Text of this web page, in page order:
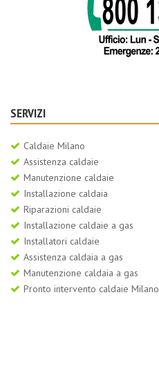
SERVIZI
Caldaie Milano
Assistenza caldaie
Manutenzione caldaie
Installazione caldaia
Riparazioni caldaie
Installazione caldaie a gas
Installatori caldaie
Assistenza caldaia a gas
Manutenzione caldaia a gas
Pronto intervento caldaie Milano